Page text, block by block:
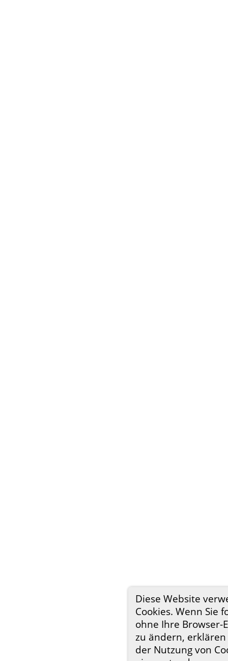
Diese Website
Cookies. Wenn Sie
ohne Ihre Browser-
zu ändern, erklären
der Nutzung von